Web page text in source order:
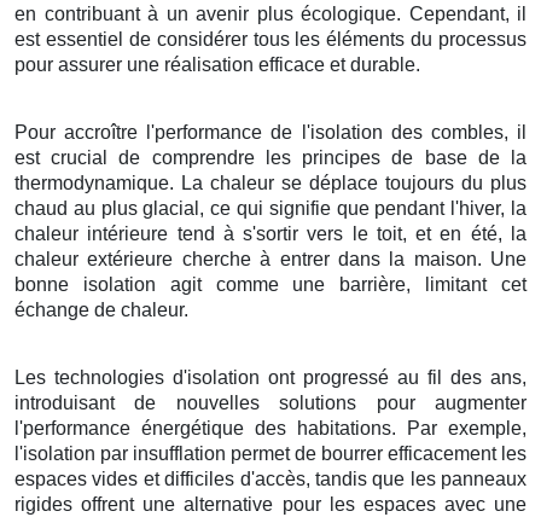
en contribuant à un avenir plus écologique. Cependant, il
est essentiel de considérer tous les éléments du processus
pour assurer une réalisation efficace et durable.
Pour accroître l'performance de l'isolation des combles, il
est crucial de comprendre les principes de base de la
thermodynamique. La chaleur se déplace toujours du plus
chaud au plus glacial, ce qui signifie que pendant l'hiver, la
chaleur intérieure tend à s'sortir vers le toit, et en été, la
chaleur extérieure cherche à entrer dans la maison. Une
bonne isolation agit comme une barrière, limitant cet
échange de chaleur.
Les technologies d'isolation ont progressé au fil des ans,
introduisant de nouvelles solutions pour augmenter
l'performance énergétique des habitations. Par exemple,
l'isolation par insufflation permet de bourrer efficacement les
espaces vides et difficiles d'accès, tandis que les panneaux
rigides offrent une alternative pour les espaces avec une